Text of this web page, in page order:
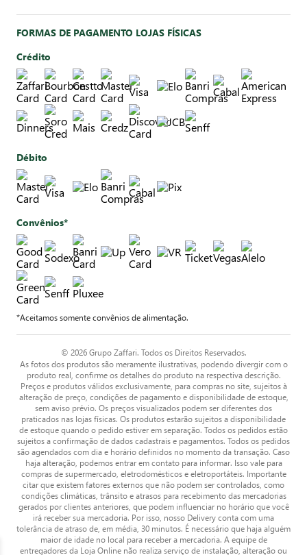
FORMAS DE PAGAMENTO LOJAS FÍSICAS
Crédito
Débito
Convênios*
*Aceitamos somente convênios de alimentação.
© 2026 Grupo Zaffari. Todos os Direitos Reservados.
As fotos dos produtos são meramente ilustrativas, podendo divergir com o
produto real, confirme os detalhes do produto na respectiva descrição.
Preços e produtos válidos exclusivamente, para compras no site, sujeitos à
alteração de preço, condições de pagamento e disponibilidade de estoque,
sem aviso prévio. Os preços visualizados podem ser diferentes dos
praticados nas lojas físicas. Os produtos estarão sujeitos a disponibilidade
de estoque quando o pedido estiver em separação. Todos os pedidos estão
sujeitos a confirmação de dados cadastrais e pagamentos. Todos os pedidos
são agendados com dia e horário definidos no momento da transação. Caso
haja alteração, podemos entrar em contato para informar. Isso vale para
compras de supermercado, eletrodomésticos e eletroportáteis. Importante
citar que existem fatores externos que não podem ser controlados, como
condições climáticas, trânsito e atrasos para recebimento das mercadorias
gerados por clientes anteriores, que podem influenciar no horário que você
irá receber sua mercadoria. Por isso, nosso Delivery conta com uma
tolerância de atraso de, em média, 30 minutos. É necessário que haja alguém
maior de idade no local para receber a mercadoria. A equipe de
entregadores da Loja Online não realiza serviço de instalação, alteração ou